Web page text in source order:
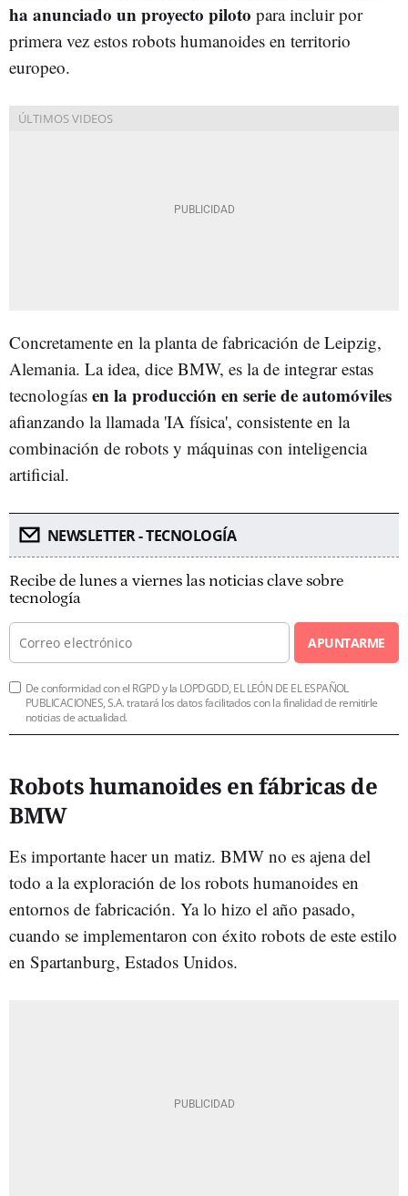
ha anunciado un proyecto piloto para incluir por
primera vez estos robots humanoides en territorio
europeo.
Concretamente en la planta de fabricación de Leipzig,
Alemania. La idea, dice BMW, es la de integrar estas
tecnologías en la producción en serie de automóviles
afianzando la llamada 'IA física', consistente en la
combinación de robots y máquinas con inteligencia
artificial.
NEWSLETTER - TECNOLOGÍA
Recibe de lunes a viernes las noticias clave sobre
tecnología
APUNTARME
De conformidad con el RGPD y la LOPDGDD, EL LEÓN DE EL ESPAÑOL
PUBLICACIONES, S.A. tratará los datos facilitados con la finalidad de remitirle
noticias de actualidad.
Robots humanoides en fábricas de
BMW
Es importante hacer un matiz. BMW no es ajena del
todo a la exploración de los robots humanoides en
entornos de fabricación. Ya lo hizo el año pasado,
cuando se implementaron con éxito robots de este estilo
en Spartanburg, Estados Unidos.